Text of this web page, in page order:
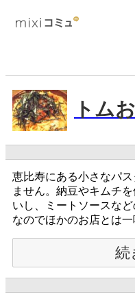
トム
恵比寿にある小さなパ
ません。納豆やキムチ
いし、ミートソースな
なのでほかのお店とは
続